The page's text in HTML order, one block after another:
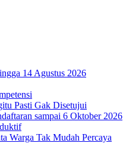
14 Agustus 2026
Pasti Gak Disetujui
sampai 6 Oktober 2026
Warga Tak Mudah Percaya